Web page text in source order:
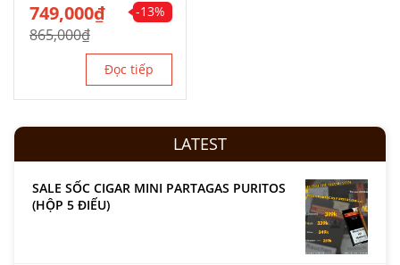
865,000₫
Giá
gốc
là:
865,000₫.
749,000₫
Giá
hiện
tại
-13%
Đọc tiếp
LATEST
SALE SỐC CIGAR MINI PARTAGAS PURITOS
(HỘP 5 ĐIẾU)